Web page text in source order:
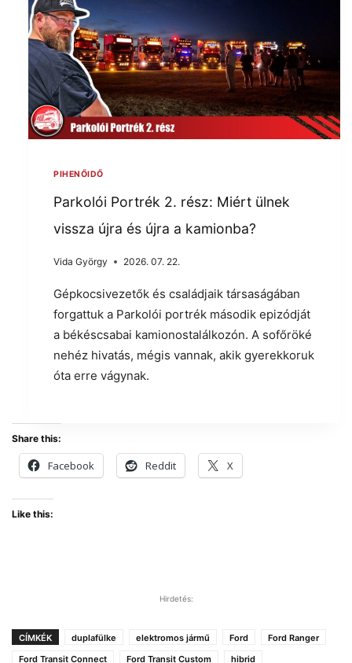
PIHENŐIDŐ
Parkolói Portrék 2. rész: Miért ülnek
vissza újra és újra a kamionba?
Vida György 2026. 07. 22.
Gépkocsivezetők és családjaik társaságában
forgattuk a Parkolói portrék második epizódját
a békéscsabai kamionostalálkozón. A sofőröké
nehéz hivatás, mégis vannak, akik gyerekkoruk
óta erre vágynak.
Share this:
Facebook Reddit X
Like this:
Hirdetés:
CÍMKÉK duplafülke elektromos jármű Ford
Ford Ranger
Ford Transit Connect
Ford Transit Custom
hibrid